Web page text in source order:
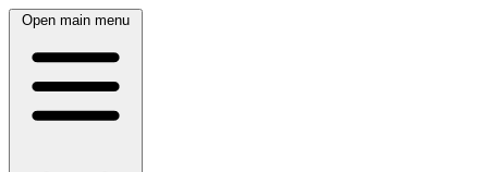
Open main menu